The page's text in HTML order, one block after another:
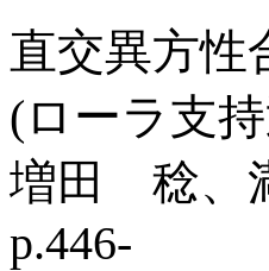
直交異方性
(ローラ支
増田 稔、
p.446-